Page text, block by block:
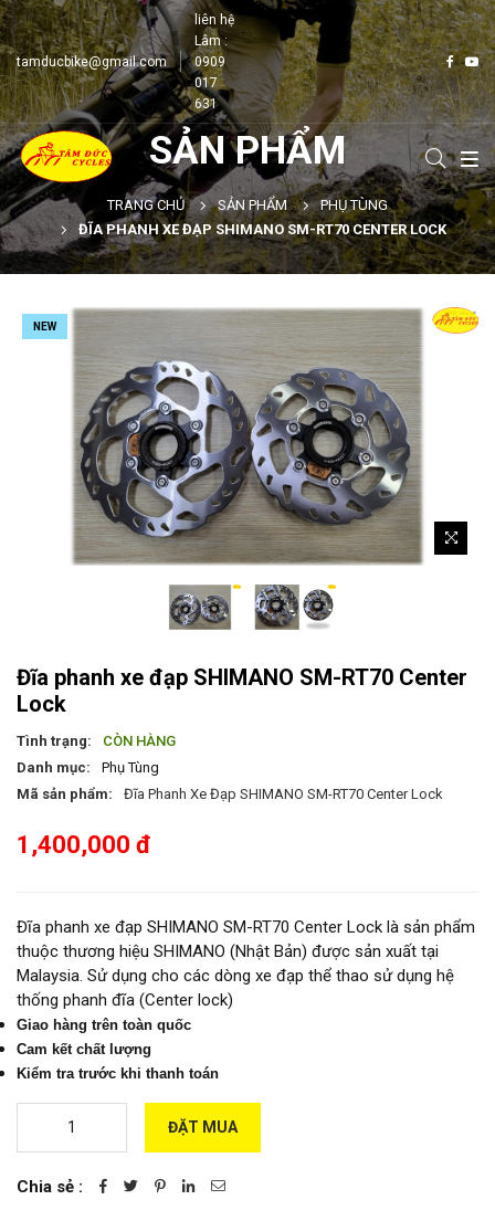
tamducbike@gmail.com
liên hệ
Lâm :
0909
017
631
SẢN PHẨM
TRANG CHỦ SẢN PHẨM
PHỤ TÙNG
ĐĨA PHANH XE ĐẠP SHIMANO SM-RT70 CENTER LOCK
NEW
Đĩa phanh xe đạp SHIMANO SM-RT70 Center
Lock
Tình trạng:
CÒN HÀNG
Danh mục:
Phụ Tùng
Mã sản phẩm:
Đĩa Phanh Xe Đạp SHIMANO SM-RT70 Center Lock
1,400,000 đ
Đĩa phanh xe đạp SHIMANO SM-RT70 Center Lock là sản phẩm
thuộc thương hiệu SHIMANO (Nhật Bản) được sản xuất tại
Malaysia. Sử dụng cho các dòng xe đạp thể thao sử dụng hệ
thống phanh đĩa (Center lock)
Giao hàng trên toàn quốc
Cam kết chất lượng
Kiểm tra trước khi thanh toán
ĐẶT MUA
Chia sẻ :